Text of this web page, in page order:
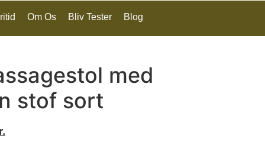
Om Os Bliv Tester Blog
med
stof sort